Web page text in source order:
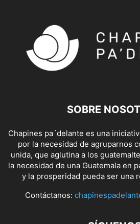
SOBRE
Chapines pa´delante es una
por la necesidad de agruparnos
unida, que aglutina a los
la necesidad de una Guatemala en
y la prosperidad pueda ser una
Contáctanos: